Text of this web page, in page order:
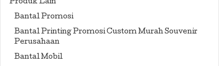
Produk Lain
Bantal Promosi
Bantal Printing Promosi Custom Murah Souvenir
Perusahaan
Bantal Mobil